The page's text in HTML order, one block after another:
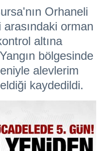
Orhaneli
orman
altına
bölgesinde
alevlerim
kaydedildi.